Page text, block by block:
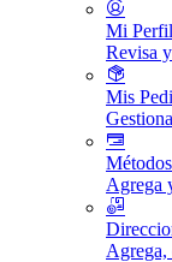
Mi Perfil
Revisa
Mis
Agrega
Agrega,